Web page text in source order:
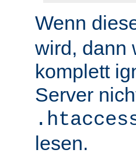
Wenn
wird, dann
komplett
Server
lesen.